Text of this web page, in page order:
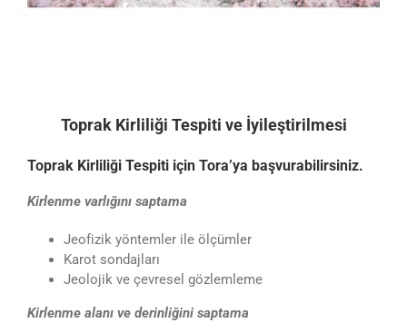
Toprak Kirliliği Tespiti ve İyileştirilmesi
Toprak Kirliliği Tespiti için Tora’ya başvurabilirsiniz.
Kirlenme varlığını saptama
Jeofizik yöntemler ile ölçümler
Karot sondajları
Jeolojik ve çevresel gözlemleme
Kirlenme alanı ve derinliğini saptama